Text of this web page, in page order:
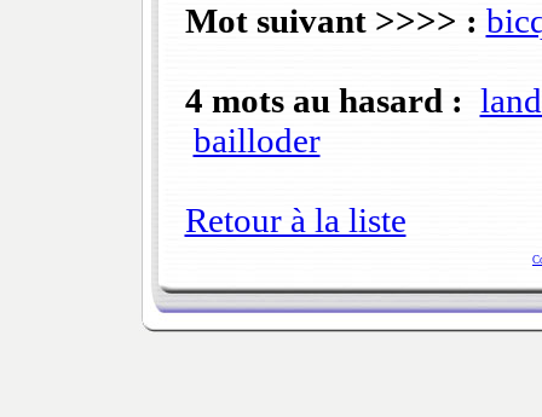
Mot suivant >>>> :
4 mots au hasard :
bailloder
Retour à la liste